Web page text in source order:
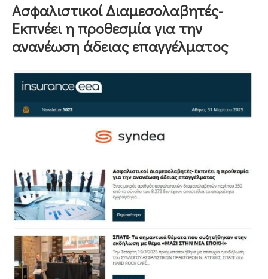
ΠΡΟΓΡΑΜΜΑΤΑ
ΕΠΙΜΕΛΗΤΗΡΙΟΥ
ΣΥΜΜΕΤΟΧΗ
ΣΕ
Ασφαλιστικοί Διαμεσολαβητές-
Εκπνέει η προθεσμία για την
ανανέωση άδειας επαγγέλματος